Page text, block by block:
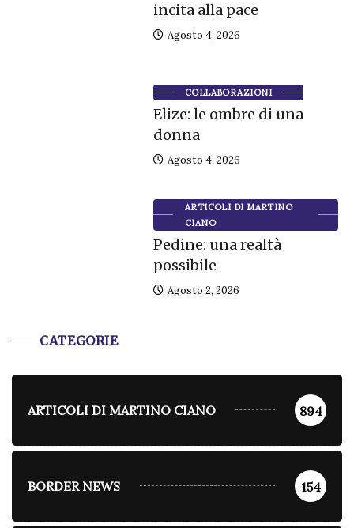
incita alla pace
Agosto 4, 2026
COLLABORAZIONI
Elize: le ombre di una
donna
Agosto 4, 2026
ARTICOLI DI MARTINO
CIANO
Pedine: una realtà
possibile
Agosto 2, 2026
CATEGORIE
ARTICOLI DI MARTINO CIANO 894
BORDER NEWS 154